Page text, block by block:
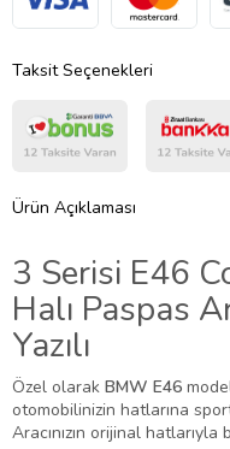
Taksit Seçenekleri
Ürün Açıklaması
3 Serisi E46
Halı Paspas
Yazılı
Özel olarak BMW E46
otomobilinizin hatlarına
Aracınızın orijinal